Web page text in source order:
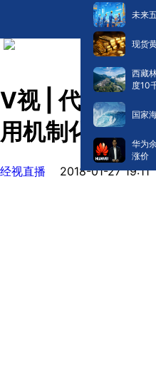
未来
现货
西藏
度10
国家
华为
涨价
V视 | 代表委
用机制化解“成
经视直播 2018-01-27 19:11